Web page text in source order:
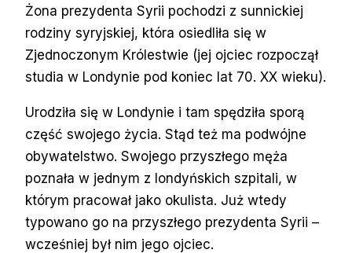
Żona prezydenta Syrii pochodzi z sunnickiej
rodziny syryjskiej, która osiedliła się w
Zjednoczonym Królestwie (jej ojciec rozpoczął
studia w Londynie pod koniec lat 70. XX wieku).
Urodziła się w Londynie i tam spędziła sporą
część swojego życia. Stąd też ma podwójne
obywatelstwo. Swojego przyszłego męża
poznała w jednym z londyńskich szpitali, w
którym pracował jako okulista. Już wtedy
typowano go na przyszłego prezydenta Syrii –
wcześniej był nim jego ojciec.